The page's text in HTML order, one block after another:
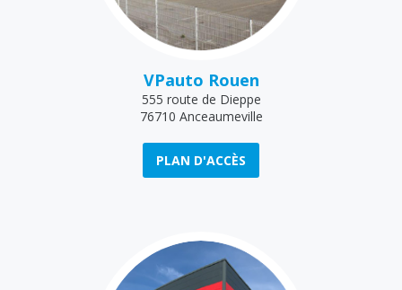
VPauto Rouen
555 route de Dieppe
76710 Anceaumeville
PLAN D'ACCÈS